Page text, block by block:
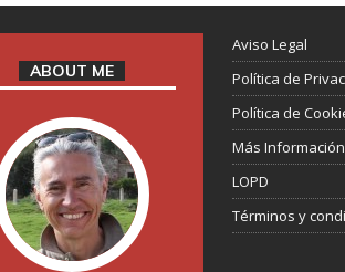
ABOUT ME
Aviso Legal
Política de
Política de
Más
LOPD
Términos y